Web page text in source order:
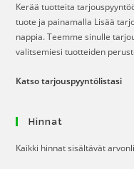
Kerää tuotteita
tuote ja painamalla Lisää
nappia. Teemme sinulle
valitsemiesi tuotteiden
Katso tarjouspyyntölistasi
Hinnat
Kaikki hinnat sisältävät